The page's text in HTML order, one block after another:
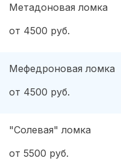
Метадоновая ломка
от 4500 руб.
Мефедроновая ломка
от 4500 руб.
"Солевая" ломка
от 5500 руб.